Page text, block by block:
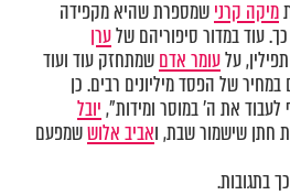
מיקה קרנישמספרת שהיא מקפידה
עוד במדור סיפוריהם שלערן
עלעומר אדםשמתחזק עוד ועוד
של הפסד מיליונים רבים. כן
את ה' במוסר ומידות",יובל
שישמור שבת, ואביב אלוששמפעם
בתגובות.